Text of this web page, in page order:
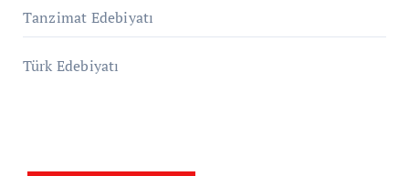
Tanzimat Edebiyatı
Türk Edebiyatı